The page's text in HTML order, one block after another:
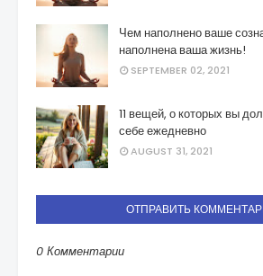
Чем наполнено ваше
наполнена ваша жизнь!
SEPTEMBER 02, 2021
11 вещей, о которых вы
себе ежедневно
AUGUST 31, 2021
ОТПРАВИТЬ
0 Комментарии